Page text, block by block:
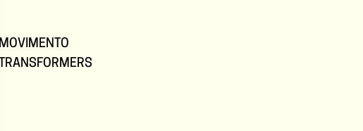
MOVIMENTO
TRANSFORMERS